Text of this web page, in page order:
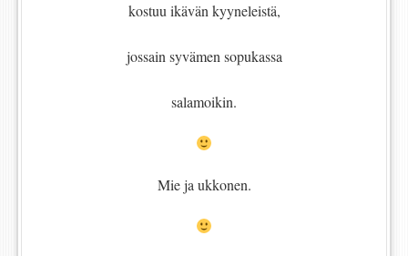
kostuu ikävän kyyneleistä,
jossain syvämen sopukassa
salamoikin.
Mie ja ukkonen.